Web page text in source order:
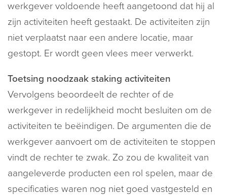
werkgever voldoende heeft aangetoond dat hij al
zijn activiteiten heeft gestaakt. De activiteiten zijn
niet verplaatst naar een andere locatie, maar
gestopt. Er wordt geen vlees meer verwerkt.
Toetsing noodzaak staking activiteiten
Vervolgens beoordeelt de rechter of de
werkgever in redelijkheid mocht besluiten om de
activiteiten te beëindigen. De argumenten die de
werkgever aanvoert om de activiteiten te stoppen
vindt de rechter te zwak. Zo zou de kwaliteit van
aangeleverde producten een rol spelen, maar de
specificaties waren nog niet goed vastgesteld en